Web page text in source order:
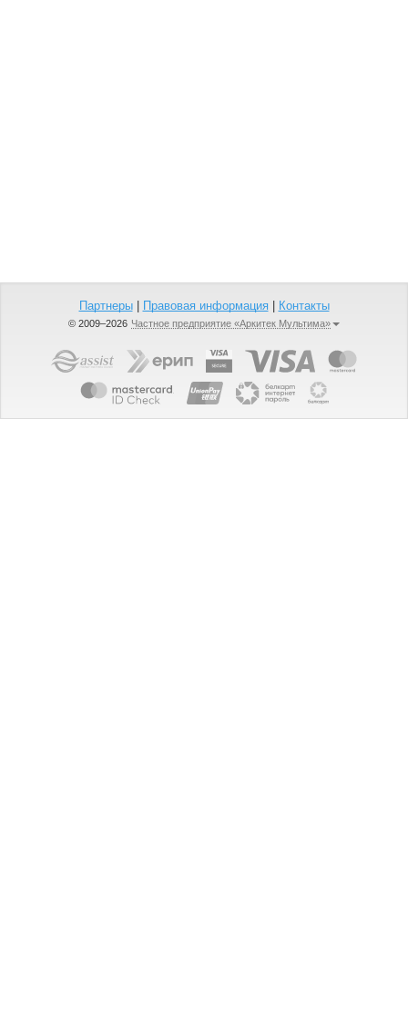
Партнеры| Правовая информация| Контакты
© 2009–2026 Частное предприятие «Аркитек Мультима»